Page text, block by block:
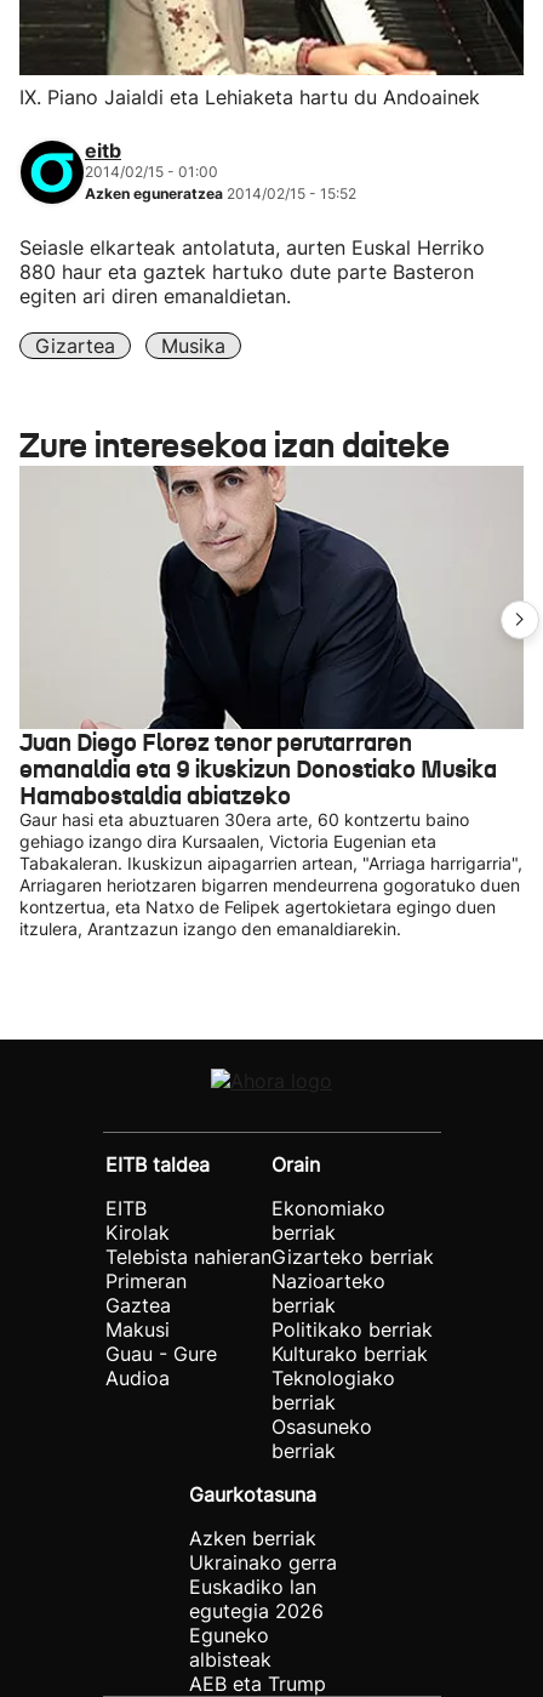
IX. Piano Jaialdi eta Lehiaketa hartu du Andoainek
eitb
2014/02/15 - 01:00
Azken eguneratzea 2014/02/15 - 15:52
Seiasle elkarteak antolatuta, aurten Euskal Herriko
880 haur eta gaztek hartuko dute parte Basteron
egiten ari diren emanaldietan.
Gizartea Musika
Zure interesekoa izan daiteke
Juan Diego Florez tenor perutarraren
emanaldia eta 9 ikuskizun Donostiako Musika
Hamabostaldia abiatzeko
Gaur hasi eta abuztuaren 30era arte, 60 kontzertu baino
gehiago izango dira Kursaalen, Victoria Eugenian eta
Tabakaleran. Ikuskizun aipagarrien artean, "Arriaga harrigarria",
Arriagaren heriotzaren bigarren mendeurrena gogoratuko duen
kontzertua, eta Natxo de Felipek agertokietara egingo duen
itzulera, Arantzazun izango den emanaldiarekin.
EITB taldea
EITB
Kirolak
Telebista nahieran
Primeran
Gaztea
Makusi
Guau - Gure
Audioa
Orain
Ekonomiako
berriak
Gizarteko berriak
Nazioarteko
berriak
Politikako berriak
Kulturako berriak
Teknologiako
berriak
Osasuneko
berriak
Gaurkotasuna
Azken berriak
Ukrainako gerra
Euskadiko lan
egutegia 2026
Eguneko
albisteak
AEB eta Trump